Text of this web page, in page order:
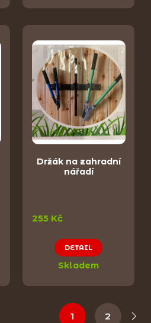
Držák na zahradní
nářadí
255 Kč
DETAIL
Skladem
1 2